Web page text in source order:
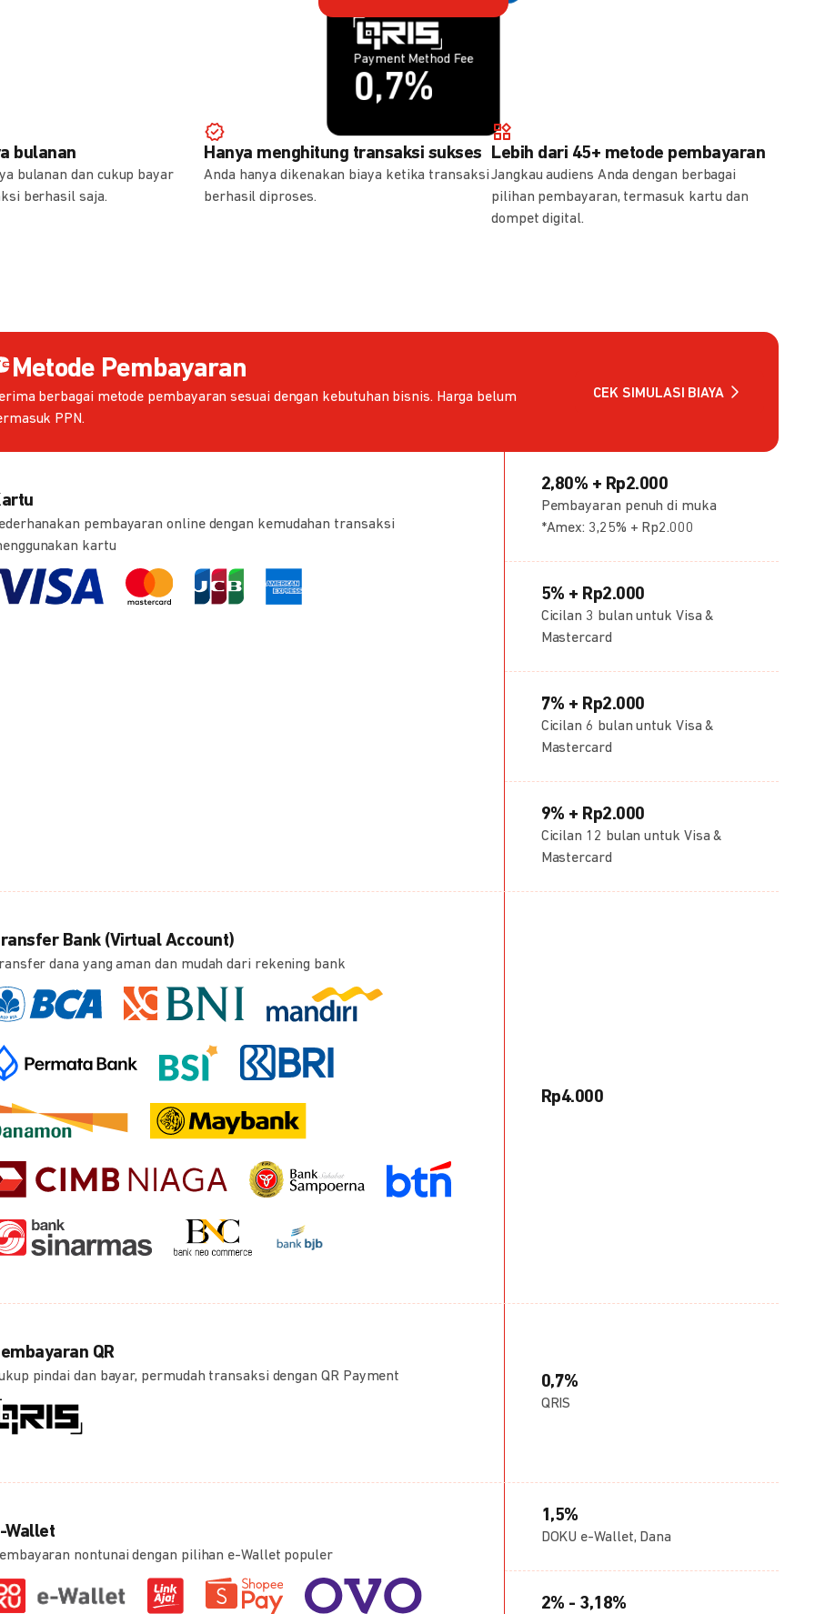
Payment Method Fee
0,7%
Payment Method Fee
1,5%
bulanan
bulanan dan cukup bayar
berhasil saja.
Hanya menghitung transaksi sukses
Anda hanya dikenakan biaya ketika transaksi
berhasil diproses.
Lebih dari 45+ metode pembayaran
Jangkau audiens Anda dengan berbagai
pilihan pembayaran, termasuk kartu dan
dompet digital.
Metode Pembayaran
berbagai metode pembayaran sesuai dengan kebutuhan bisnis. Harga belum
PPN.
CEK SIMULASI BIAYA
pembayaran online dengan kemudahan transaksi
kartu
2,80% + Rp2.000
Pembayaran penuh di muka
*Amex: 3,25% + Rp2.000
5% + Rp2.000
Cicilan 3 bulan untuk Visa &
Mastercard
7% + Rp2.000
Cicilan 6 bulan untuk Visa &
Mastercard
9% + Rp2.000
Cicilan 12 bulan untuk Visa &
Mastercard
Bank (Virtual Account)
dana yang aman dan mudah dari rekening bank
Rp4.000
QR
pindai dan bayar, permudah transaksi dengan QR Payment 0,7%
QRIS
Wallet
nontunai dengan pilihan e-Wallet populer
1,5%
DOKU e-Wallet, Dana
2% - 3,18%